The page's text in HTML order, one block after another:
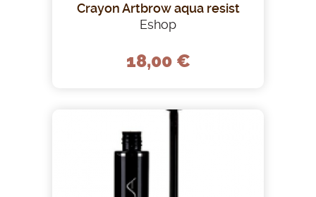
Crayon Artbrow aqua resist
Eshop
18,00 €